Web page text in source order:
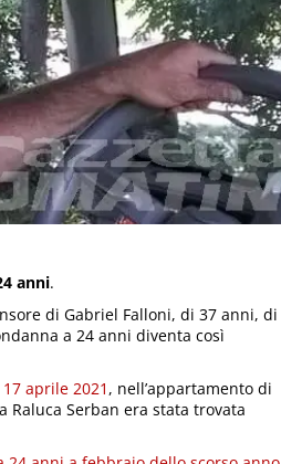
anni.
di Gabriel Falloni, di 37 anni, di
a 24 anni diventa così
aprile 2021 , nell’appartamento di
Raluca Serban era stata trovata